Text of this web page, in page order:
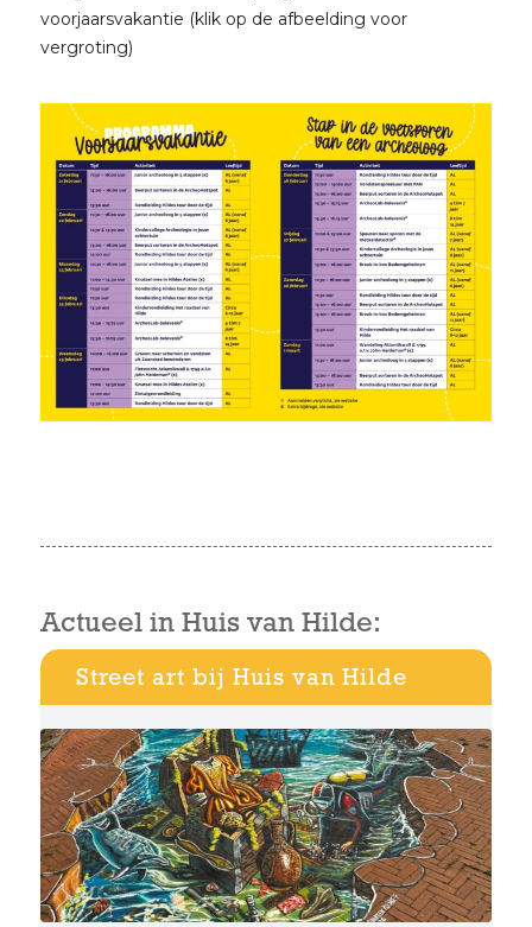
voorjaarsvakantie (klik op de afbeelding voor
vergroting)
Actueel in Huis van Hilde:
Street art bij Huis van Hilde